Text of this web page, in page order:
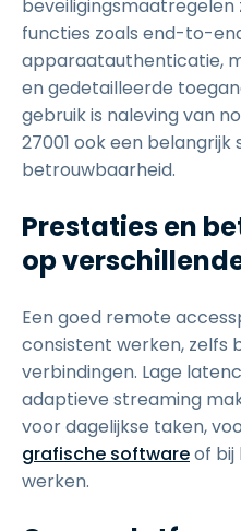
beveiligingsmaatregelen
functies zoals end-to-
apparaatauthenticatie,
en gedetailleerde
gebruik is naleving van
27001 ook een belangrijk
betrouwbaarheid.
Prestaties en
op
Een goed remote
consistent werken, zelfs
verbindingen. Lage
adaptieve streaming
voor dagelijkse taken,
grafische softwareof bij
werken.